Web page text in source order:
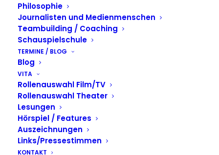
Philosophie
Journalisten und Medienmenschen
Teambuilding / Coaching
Schauspielschule
TERMINE / BLOG
Blog
VITA
Rollenauswahl Film/TV
Rollenauswahl Theater
Lesungen
Hörspiel / Features
Auszeichnungen
Links/Pressestimmen
KONTAKT
APRIL 30, 2018 | BY
Test 2